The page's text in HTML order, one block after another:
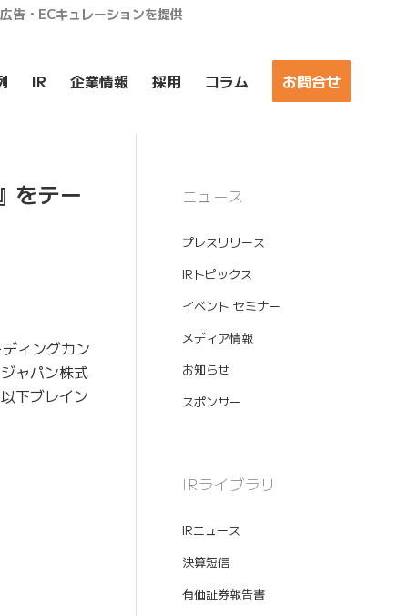
告・ECキュレーションを提供
IR 企業情報 採用 コラム お問合せ
をテー
ィングカン
ャパン株式
下ブレイン
ニュース
プレスリリース
IRトピックス
イベント セミナー
メディア情報
お知らせ
スポンサー
IRライブラリ
IRニュース
決算短信
有価証券報告書